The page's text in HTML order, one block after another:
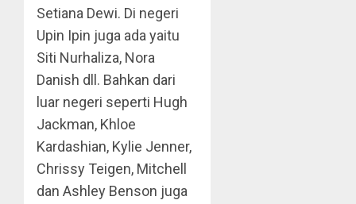
Setiana Dewi. Di negeri
Upin Ipin juga ada yaitu
Siti Nurhaliza, Nora
Danish dll. Bahkan dari
luar negeri seperti Hugh
Jackman, Khloe
Kardashian, Kylie Jenner,
Chrissy Teigen, Mitchell
dan Ashley Benson juga